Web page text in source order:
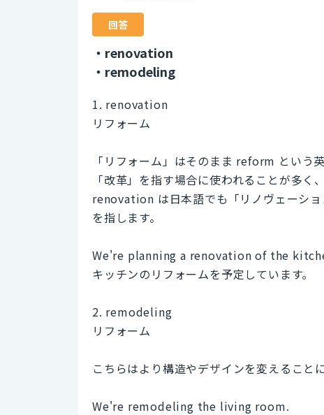
回答
・renovation
・remodeling
1. renovation
リフォーム
「リフォーム」はそのまま reform という
「改革」を指す場合に使われることが多く
renovation は日本語でも「リノヴェーシ
を指します。
We're planning a renovation of the
キッチンのリフォームを予定しています。
2. remodeling
リフォーム
こちらはより構造やデザインを変えること
We're remodeling the living room.